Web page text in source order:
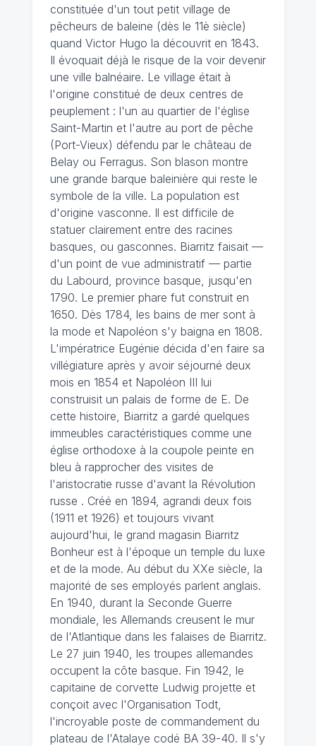
constituée d'un tout petit village de
pêcheurs de baleine (dès le 11è siècle)
quand Victor Hugo la découvrit en 1843.
Il évoquait déjà le risque de la voir devenir
une ville balnéaire. Le village était à
l'origine constitué de deux centres de
peuplement : l'un au quartier de l'église
Saint-Martin et l'autre au port de pêche
(Port-Vieux) défendu par le château de
Belay ou Ferragus. Son blason montre
une grande barque baleinière qui reste le
symbole de la ville. La population est
d'origine vasconne. Il est difficile de
statuer clairement entre des racines
basques, ou gasconnes. Biarritz faisait —
d'un point de vue administratif — partie
du Labourd, province basque, jusqu'en
1790. Le premier phare fut construit en
1650. Dès 1784, les bains de mer sont à
la mode et Napoléon s'y baigna en 1808.
L'impératrice Eugénie décida d'en faire sa
villégiature après y avoir séjourné deux
mois en 1854 et Napoléon III lui
construisit un palais de forme de E. De
cette histoire, Biarritz a gardé quelques
immeubles caractéristiques comme une
église orthodoxe à la coupole peinte en
bleu à rapprocher des visites de
l'aristocratie russe d'avant la Révolution
russe . Créé en 1894, agrandi deux fois
(1911 et 1926) et toujours vivant
aujourd'hui, le grand magasin Biarritz
Bonheur est à l'époque un temple du luxe
et de la mode. Au début du XXe siècle, la
majorité de ses employés parlent anglais.
En 1940, durant la Seconde Guerre
mondiale, les Allemands creusent le mur
de l'Atlantique dans les falaises de Biarritz.
Le 27 juin 1940, les troupes allemandes
occupent la côte basque. Fin 1942, le
capitaine de corvette Ludwig projette et
conçoit avec l'Organisation Todt,
l'incroyable poste de commandement du
plateau de l'Atalaye codé BA 39-40. Il s'y